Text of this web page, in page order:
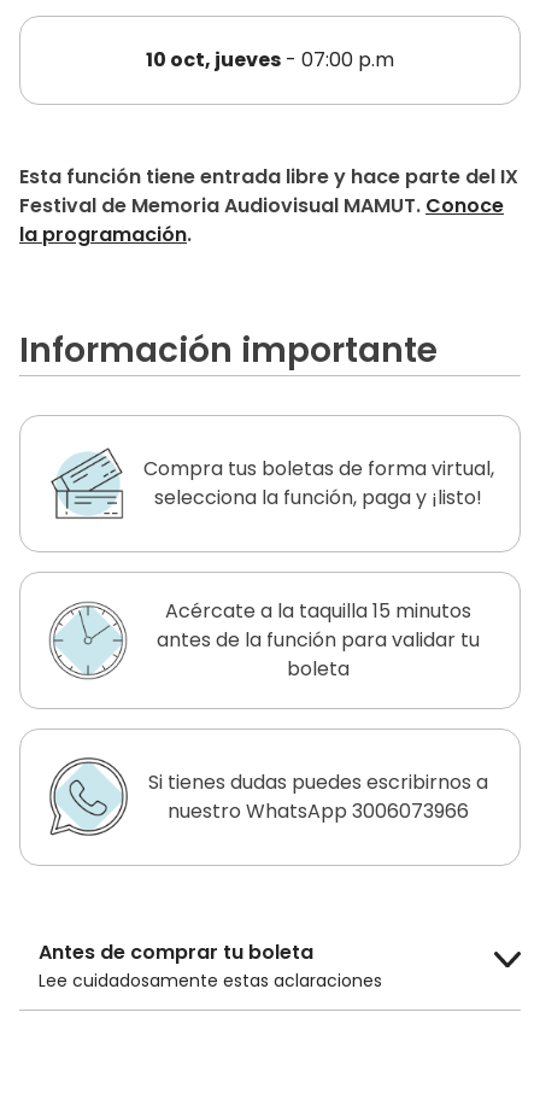
10 oct, jueves - 07:00 p.m
Esta función tiene entrada libre y hace parte del IX
Festival de Memoria Audiovisual MAMUT. Conoce
la programación.
Información importante
Compra tus boletas de forma virtual,
selecciona la función, paga y ¡listo!
Acércate a la taquilla 15 minutos
antes de la función para validar tu
boleta
Si tienes dudas puedes escribirnos a
nuestro WhatsApp 3006073966
Antes de comprar tu boleta
Lee cuidadosamente estas aclaraciones